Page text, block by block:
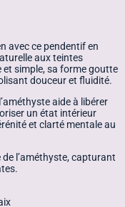
avec ce pendentif en
aux teintes
simple, sa forme goutte
douceur et fluidité.
aide à libérer
un état intérieur
et clarté mentale au
l’améthyste, capturant